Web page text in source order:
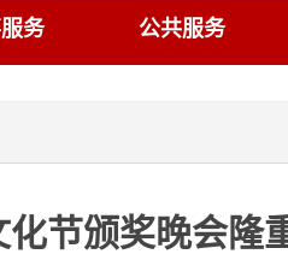
务 公共服务
节颁奖晚会隆